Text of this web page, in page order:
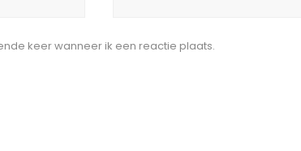
keer wanneer ik een reactie plaats.